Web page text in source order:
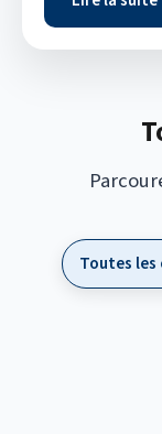
Toutes